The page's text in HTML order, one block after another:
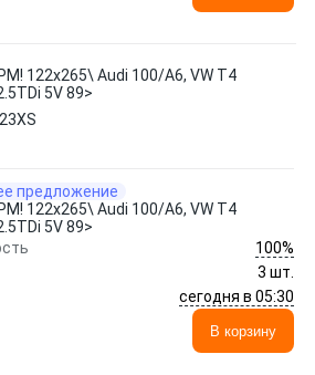
122x265\ Audi 100/A6, VW T4
5V 89>
предложение
122x265\ Audi 100/A6, VW T4
5V 89>
100%
3 шт.
сегодня в 05:30
В корзину